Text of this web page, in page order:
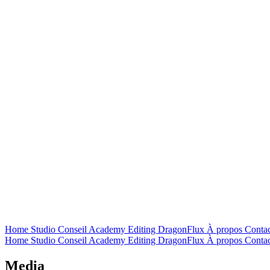
Home Studio Conseil Academy Editing DragonFlux À propos
Home Studio Conseil Academy Editing DragonFlux À propos
Media